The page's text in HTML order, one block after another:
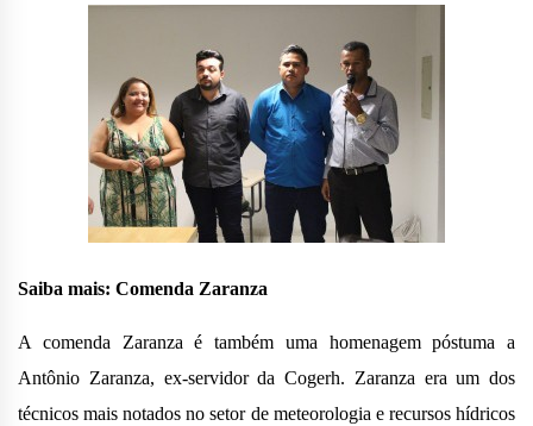
Saiba mais: Comenda Zaranza
A comenda Zaranza é também uma homenagem póstuma a
Antônio Zaranza, ex-servidor da Cogerh. Zaranza era um dos
técnicos mais notados no setor de meteorologia e recursos hídricos